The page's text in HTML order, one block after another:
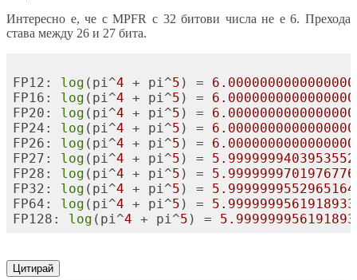
Интересно е, че с MPFR с 32 битови числа не е 6. Прехода
става между 26 и 27 бита.
FP12: log (pi^4 + pi^5 ) =
FP16: log (pi^4 + pi^5 ) =
FP20: log (pi^4 + pi^5 ) =
FP24: log (pi^4 + pi^5 ) =
FP26: log (pi^4 + pi^5 ) =
FP27: log (pi^4 + pi^5 ) =
FP28: log (pi^4 + pi^5 ) =
FP32: log (pi^4 + pi^5 ) =
FP64: log (pi^4 + pi^5 ) =
FP128: log (pi^4 + pi^5 ) =
Цитирай